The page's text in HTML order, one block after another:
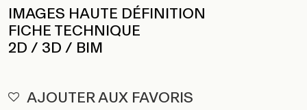
IMAGES HAUTE DÉFINITION
FICHE TECHNIQUE
2D / 3D / BIM
AJOUTER AUX FAVORIS